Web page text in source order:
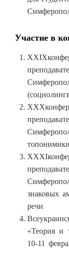
Участие в
знаковых
речи
«Теория и
10-11